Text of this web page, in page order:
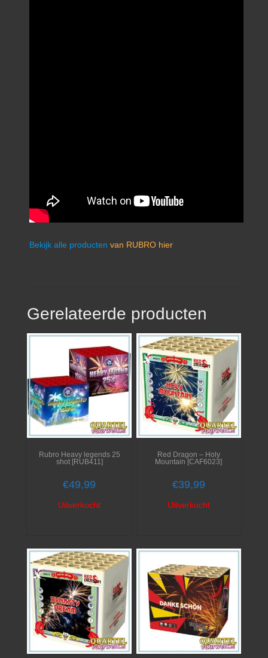
Bekijk alle producten van RUBRO hier
Gerelateerde producten
Rubro Heavy legends 25
shot [RUB411]
€49,99
Uitverkocht
Red Dragon – Holy
Mountain [CAF6023]
€39,99
Uitverkocht